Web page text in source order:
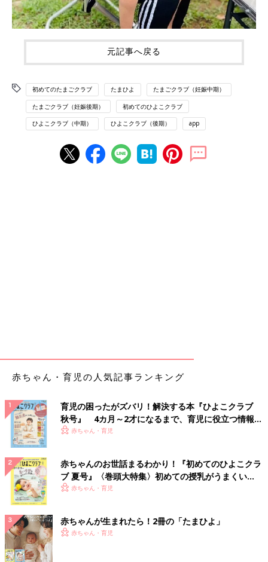
元記事へ戻る
初めてのたまごクラブ たまひよ たまごクラブ（妊娠中期）
たまごクラブ（妊娠後期） 初めてのひよこクラブ
ひよこクラブ（中期） ひよこクラブ（後期） app
赤ちゃん・育児の人気記事ランキング
育児の困ったがズバリ！解決する本『ひよこクラブ
秋号』 4カ月～2才になるまで、育児に役立つ情報が
いっぱい！
赤ちゃん・育児
赤ちゃんのお世話まるわかり！『初めてのひよこクラ
ブ 夏号』〈巻頭大特集〉初めての授乳がうまくい
く！ おっぱい・ミルクの基本と夏のトラブル 解決テ
赤ちゃん・育児
赤ちゃんが生まれたら！2冊の「たまひよ」
赤ちゃん・育児